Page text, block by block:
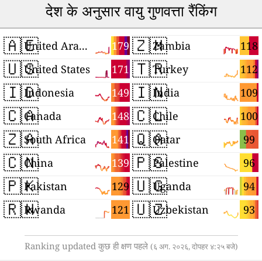
देश के अनुसार वायु गुणवत्ता रैंकिंग
🇦🇪 179
United Arab Emirates
🇺🇸 171
United States
🇮🇩 149
Indonesia
🇨🇦 148
Canada
🇿🇦 141
South Africa
🇨🇳 139
China
🇵🇰 129
Pakistan
🇷🇼 121
Rwanda
🇿🇲 118
Zambia
🇹🇷 112
Turkey
🇮🇳 109
India
🇨🇱 100
Chile
🇶🇦 99
Qatar
🇵🇸 96
Palestine
🇺🇬 94
Uganda
🇺🇿 93
Uzbekistan
Ranking updated कुछ ही क्षण पहले (६ अग. २०२६, दोपहर ४:२५ बजे)